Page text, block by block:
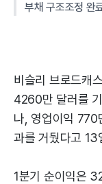
부채 구조조정 완
비슬리 브로드캐
4260만 달러를
나, 영업이익 770
과를 거뒀다고 13
1분기 순이익은